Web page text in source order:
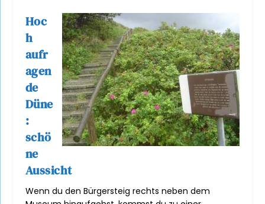
Hoc
h
aufr
agen
de
Düne
:
schö
ne
Aussicht
Wenn du den Bürgersteig rechts neben dem